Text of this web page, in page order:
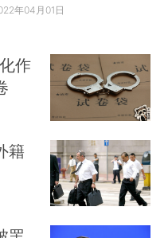
年04月01日
作
籍